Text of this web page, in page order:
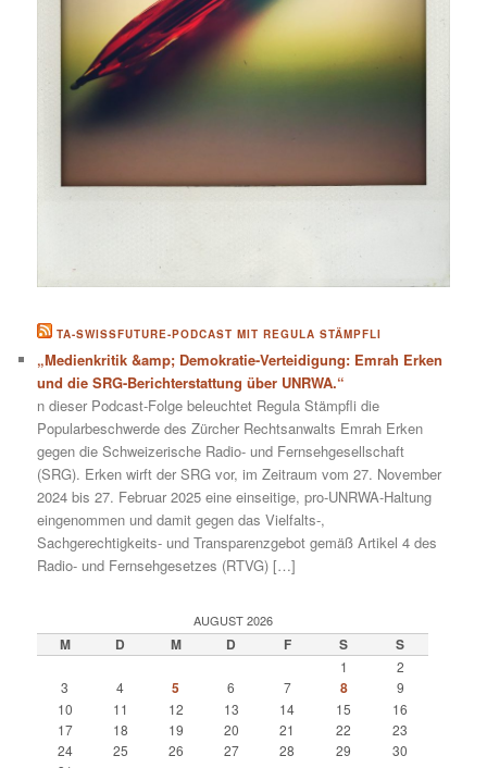
TA-SWISSFUTURE-PODCAST MIT REGULA STÄMPFLI
„Medienkritik &amp; Demokratie-Verteidigung: Emrah Erken
und die SRG-Berichterstattung über UNRWA.“
n dieser Podcast-Folge beleuchtet Regula Stämpfli die
Popularbeschwerde des Zürcher Rechtsanwalts Emrah Erken
gegen die Schweizerische Radio- und Fernsehgesellschaft
(SRG). Erken wirft der SRG vor, im Zeitraum vom 27. November
2024 bis 27. Februar 2025 eine einseitige, pro-UNRWA-Haltung
eingenommen und damit gegen das Vielfalts-,
Sachgerechtigkeits- und Transparenzgebot gemäß Artikel 4 des
Radio- und Fernsehgesetzes (RTVG) […]
AUGUST 2026
M D M D F S S
1
2
3
4 5 6 7 8
9
10
11 12 13 14 15
16
17
18 19 20 21 22
23
24
25 26 27 28 29
30